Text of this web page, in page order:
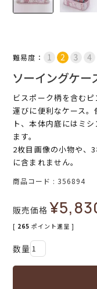
難易度：
ソーイングケー
ビスポーク柄を含む
運びに便利なケース
ト、本体内底にはミ
ます。
2枚目画像の小物や、
に含まれません。
商品コード 356894
販売価格 ¥
[ 265 ポイント進呈 ]